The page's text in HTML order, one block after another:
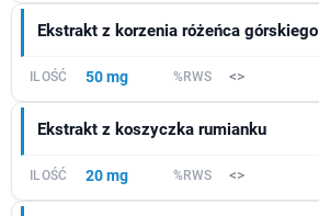
Ekstrakt z korzenia różeńca górskiego
50 mg <>
Ekstrakt z koszyczka rumianku
20 mg <>